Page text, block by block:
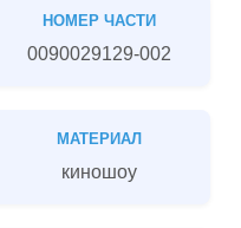
НОМЕР ЧАСТИ
0090029129-002
МАТЕРИАЛ
киношоу